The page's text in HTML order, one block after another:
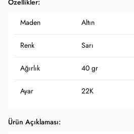
Özellikler:
Maden Altın
Renk Sarı
Ağırlık 40 gr
Ayar 22K
Ürün Açıklaması: